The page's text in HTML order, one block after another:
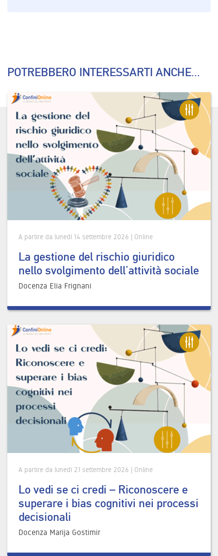
POTREBBERO INTERESSARTI ANCHE...
A partire da lunedì 14 settembre 2026 | Online
La gestione del rischio giuridico
nello svolgimento dell’attività sociale
Docenza Elia Frignani
A partire da lunedì 21 settembre 2026 | Online
Lo vedi se ci credi – Riconoscere e
superare i bias cognitivi nei processi
decisionali
Docenza Marija Gostimir